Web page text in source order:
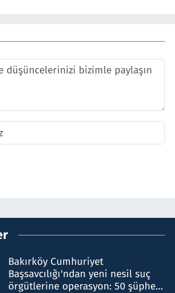
Bakırköy Cumhuriyet
Başsavcılığı'ndan yeni nesil suç
örgütlerine operasyon: 50 şüpheli